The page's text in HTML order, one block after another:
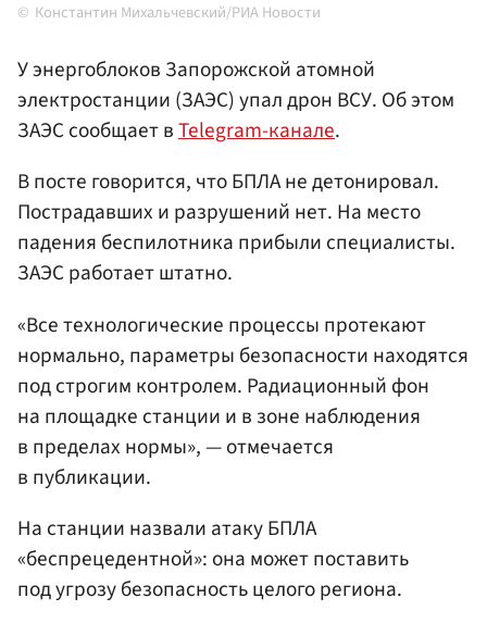
Константин Михальчевский/РИА Новости
У энергоблоков Запорожской атомной
электростанции (ЗАЭС) упал дрон ВСУ. Об этом
ЗАЭС сообщает вTelegram-канале.
В посте говорится, что БПЛА не детонировал.
Пострадавших и разрушений нет. На место
падения беспилотника прибыли специалисты.
ЗАЭС работает штатно.
«Все технологические процессы протекают
нормально, параметры безопасности находятся
под строгим контролем. Радиационный фон
на площадке станции и в зоне наблюдения
в пределах нормы», — отмечается
в публикации.
На станции назвали атаку БПЛА
«беспрецедентной»: она может поставить
под угрозу безопасность целого региона.